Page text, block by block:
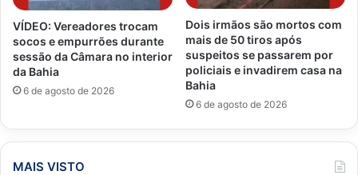
VÍDEO: Vereadores trocam
socos e empurrões durante
sessão da Câmara no interior
da Bahia
6 de agosto de 2026
Dois irmãos são mortos com
mais de 50 tiros após
suspeitos se passarem por
policiais e invadirem casa na
Bahia
6 de agosto de 2026
MAIS VISTO